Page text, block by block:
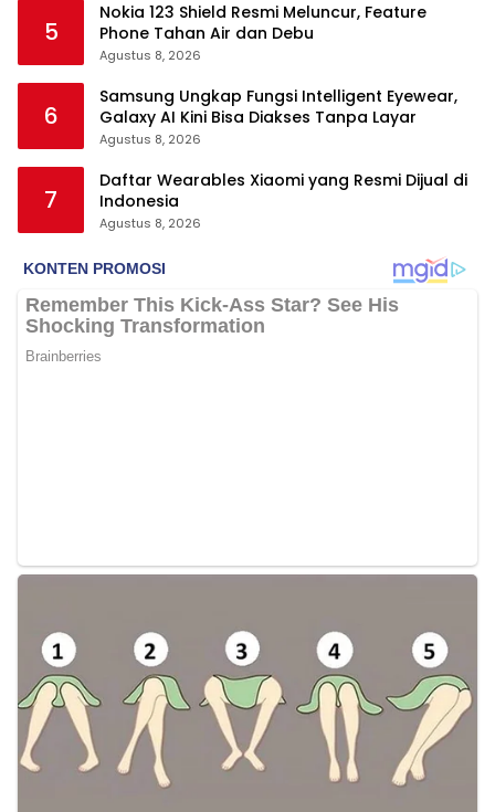
5
Nokia 123 Shield Resmi Meluncur, Feature
Phone Tahan Air dan Debu
Agustus 8, 2026
6
Samsung Ungkap Fungsi Intelligent Eyewear,
Galaxy AI Kini Bisa Diakses Tanpa Layar
Agustus 8, 2026
7
Daftar Wearables Xiaomi yang Resmi Dijual di
Indonesia
Agustus 8, 2026